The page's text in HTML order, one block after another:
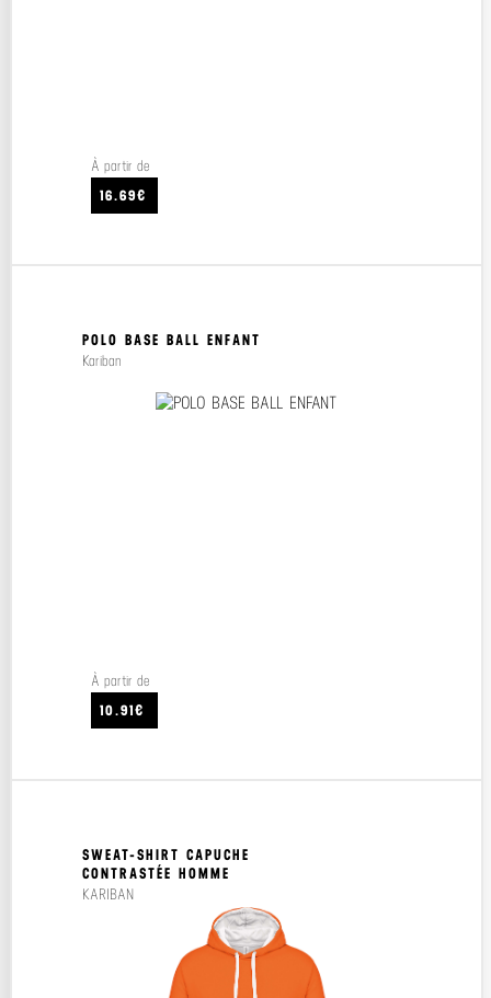
À partir de
16.69€
POLO BASE BALL ENFANT
Kariban
À partir de
10.91€
SWEAT-SHIRT CAPUCHE
CONTRASTÉE HOMME
KARIBAN